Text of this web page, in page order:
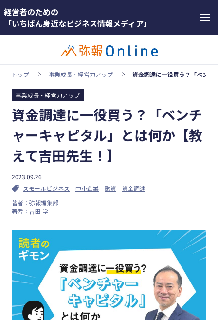
経営者のための
「いちばん身近なビジネス情報メディア」
カテゴリー
顧客獲得・売上アップ
人材（採用・育成・定着）
事業成長・経営力アップ
経営ノウハウ＆トレンド
業務効率化
キーワード
#インボイス
#インボイス制度
#電子帳簿保存法
#集客
ホットワー
#インボ
イス
#インボ
イス制度
#電子帳
簿保存法
#集客
#資金調
#DX
#生産性
向上
トップ 事業成長・経営力アップ 資金調達に一役買う？「ベンチ
事業成長・経営力アップ
資金調達に一役買う？「ベンチ
ャーキャピタル」とは何か【教
えて吉田先生！】
2023.09.26
スモールビジネス
中小企業 融資
資金調達
著者：弥報編集部
著者：吉田 学